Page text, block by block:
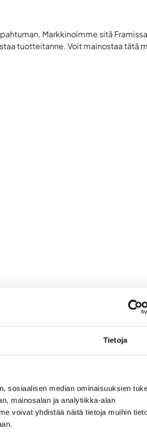
Tietoja
sosiaalisen median ominaisuuksien
mainosalan ja analytiikka-alan
voivat yhdistää näitä tietoja muihin
Markkinoimme sitä
tuotteitanne. Voit mainostaa tätä